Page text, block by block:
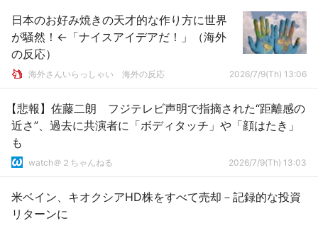
日本のお好み焼きの天才的な作り方に世界
が騒然！←「ナイスアイデアだ！」（海外
の反応）
海外さんいらっしゃい 海外の反応 2026/7/9(Th) 13:06
【悲報】佐藤二朗 フジテレビ声明で指摘された“距離感の
近さ”、過去に共演者に「ボディタッチ」や「顔はたき」
も
watch＠２ちゃんねる 2026/7/9(Th) 13:03
米ベイン、キオクシアHD株をすべて売却－記録的な投資
リターンに